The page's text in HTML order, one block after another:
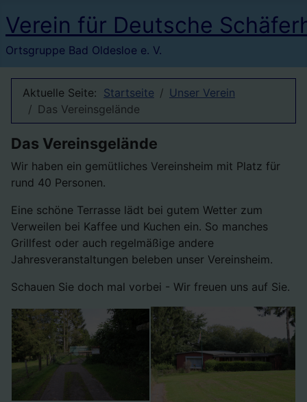
Verein für Deutsche
Ortsgruppe Bad Oldesloe e. V.
Aktuelle Seite: Startseite
Unser Verein
Das Vereinsgelände
Das Vereinsgelände
Wir haben ein gemütliches Vereinsheim mit Platz für
rund 40 Personen.
Eine schöne Terrasse lädt bei gutem Wetter zum
Verweilen bei Kaffee und Kuchen ein. So manches
Grillfest oder auch regelmäßige andere
Jahresveranstaltungen beleben unser Vereinsheim.
Schauen Sie doch mal vorbei - Wir freuen uns auf Sie.